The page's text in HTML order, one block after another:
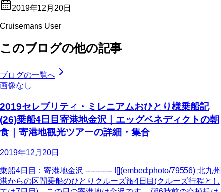
2019年12月20日
Cruisemans User
このブログの他の記事
ブログの一覧へ
画像なし
2019セレブリティ・ミレニアムおひとり様乗船記
(26)乗船4日目寄港地金沢｜エッグベネディクトの朝
食｜寄港地観光ツアーの詳細・集合
2019年12月20日
乗船4日目：寄港地金沢 ----------- ![](embed:photo/79556) 北九州
港からの区間乗船のひとりクルーズ旅4日目(クルーズ行程とし